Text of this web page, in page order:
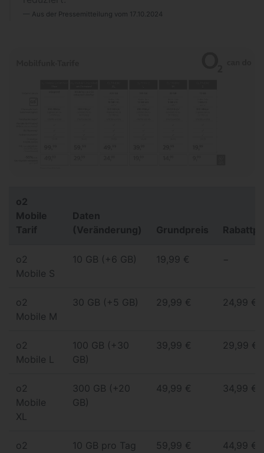
Aus der Pressemitteilung vom 17.10.2024
o2
Mobile
Tarif
Daten
(Veränderung)
Grundpreis
o2
Mobile S
10 GB (+6 GB) 19,99 € −
o2
Mobile M
30 GB (+5 GB) 29,99 € 24,99 €
o2
Mobile L
100 GB (+30
GB)
39,99 € 29,99 €
o2
Mobile
XL
300 GB (+20
GB)
49,99 € 34,99 €
o2
10 GB pro Tag
59,99 € 44,99 €